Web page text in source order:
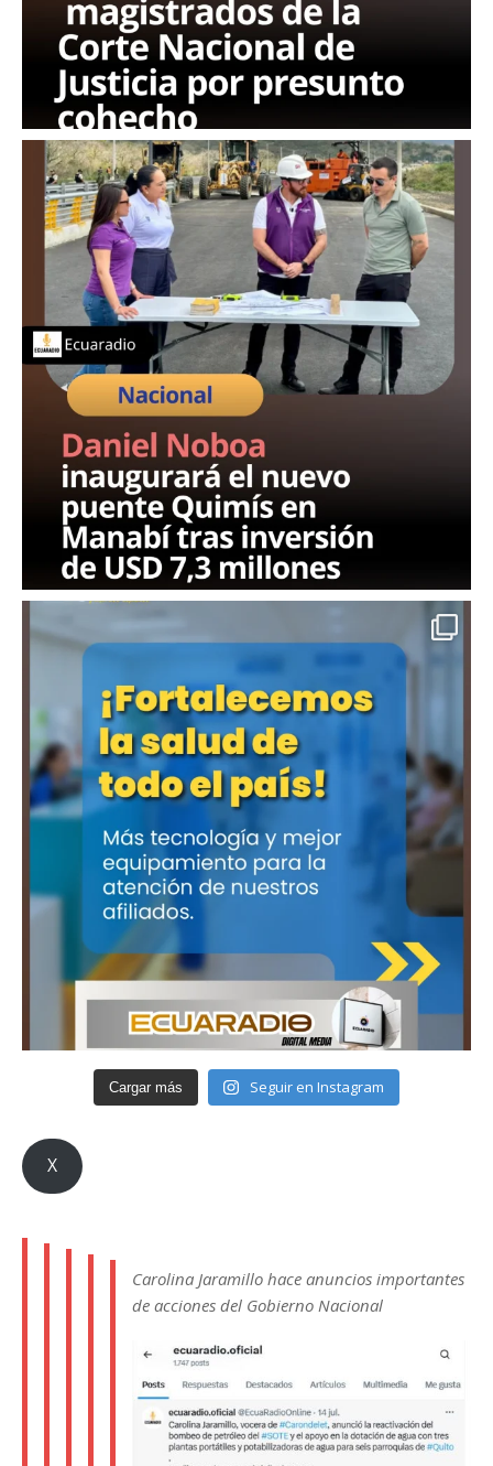
Cargar más Seguir en Instagram
X
Carolina Jaramillo hace anuncios importantes
de acciones del Gobierno Nacional